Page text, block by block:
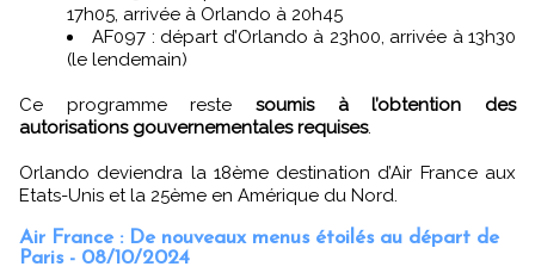
17h05, arrivée à Orlando à 20h45
AF097 : départ d’Orlando à 23h00, arrivée à 13h30
(le lendemain)
Ce programme reste soumis à l’obtention des
autorisations gouvernementales requises.
Orlando deviendra la 18ème destination d’Air France aux
Etats-Unis et la 25ème en Amérique du Nord.
Air France : De nouveaux menus étoilés au départ de
Paris - 08/10/2024